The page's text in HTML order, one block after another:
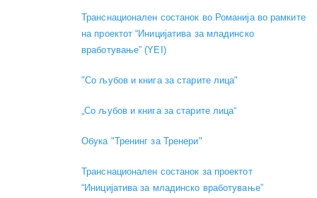
Транснационален состанок во Романија во рамките
на проектот “Иницијатива за младинско
вработување” (YEI)
"Со љубов и книга за старите лица"
„Со љубов и книга за старите лица“
Обука "Тренинг за Тренери"
Транснационален состанок за проектот
“Иницијатива за младинско вработување”